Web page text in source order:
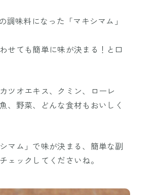
味料になった「マキシマム」
せても簡単に味が決まる！と口
ツオエキス、クミン、ローレ
、野菜、どんな食材もおいしく
マム」で味が決まる、簡単な副
ェックしてくださいね。